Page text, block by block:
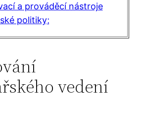
a prováděcí nástroje
politiky;
vedení